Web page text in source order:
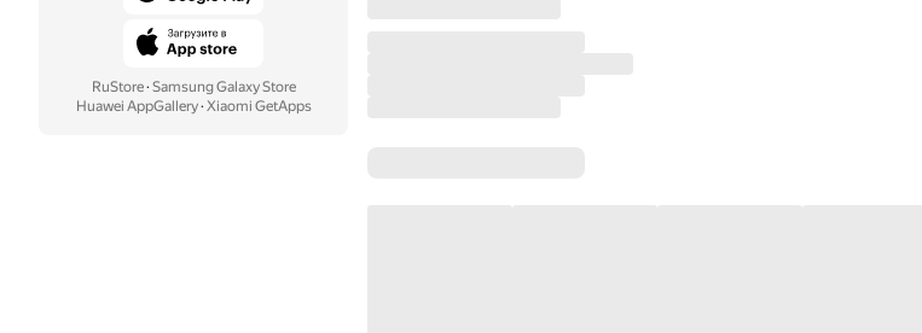
RuStore· Samsung Galaxy Store
Huawei AppGallery· Xiaomi GetApps